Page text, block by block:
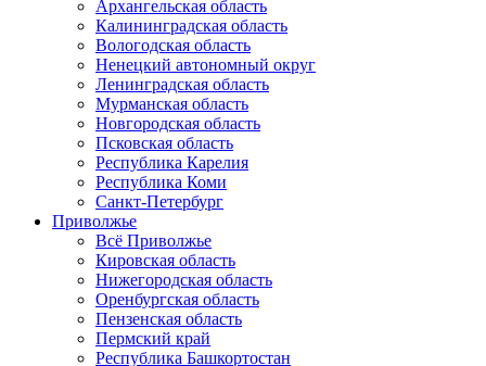
Архангельская область
Калининградская область
Вологодская область
Ненецкий автономный округ
Ленинградская область
Мурманская область
Новгородская область
Псковская область
Республика Карелия
Республика Коми
Санкт-Петербург
Приволжье
Всё Приволжье
Кировская область
Нижегородская область
Оренбургская область
Пензенская область
Пермский край
Республика Башкортостан